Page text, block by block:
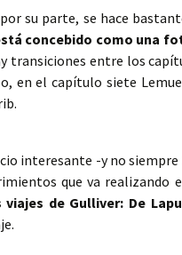
su parte, se hace
concebido como una
transiciones entre los
en el capítulo siete
interesante -y no
que va
viajes de Gulliver: De